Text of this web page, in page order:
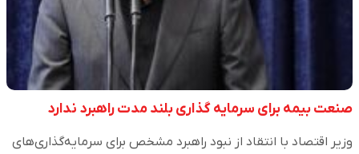
صنعت بیمه برای سرمایه گذاری بلند مدت راهبرد ندارد
وزیر اقتصاد با انتقاد از نبود راهبرد مشخص برای سرمایه‌گذاری‌های